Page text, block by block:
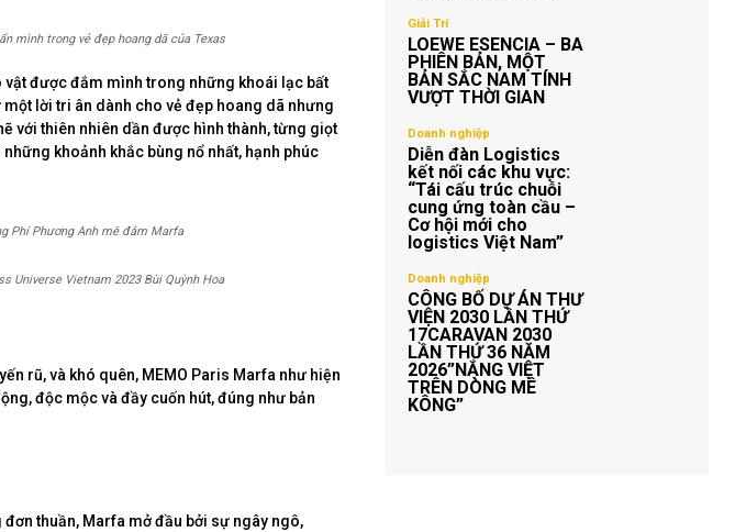
mình trong vẻ đẹp hoang dã của Texas
được đắm mình trong những khoái lạc bất
lời tri ân dành cho vẻ đẹp hoang dã nhưng
với thiên nhiên dần được hình thành, từng giọt
khoảnh khắc bùng nổ nhất, hạnh phúc
Phí Phương Anh mê đắm Marfa
Universe Vietnam 2023 Bùi Quỳnh Hoa
rũ, và khó quên, MEMO Paris Marfa như hiện
độc mộc và đầy cuốn hút, đúng như bản
thuần, Marfa mở đầu bởi sự ngây ngô,
Giải Trí
LOEWE ESENCIA – BA
PHIÊN BẢN, MỘT
BẢN SẮC NAM TÍNH
VƯỢT THỜI GIAN
Doanh nghiệp
Diễn đàn Logistics
kết nối các khu vực:
“Tái cấu trúc chuỗi
cung ứng toàn cầu –
Cơ hội mới cho
logistics Việt Nam”
Doanh nghiệp
CÔNG BỐ DỰ ÁN THƯ
VIỆN 2030 LẦN THỨ
17CARAVAN 2030
LẦN THỨ 36 NĂM
2026”NẮNG VIỆT
TRÊN DÒNG MÊ
KÔNG”